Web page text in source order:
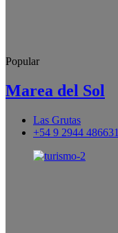
Popular
Marea del Sol
Las Grutas
+54 9 2944 486631